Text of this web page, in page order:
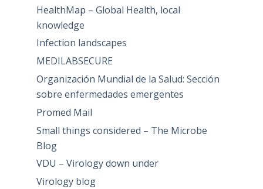
HealthMap – Global Health, local
knowledge
Infection landscapes
MEDILABSECURE
Organización Mundial de la Salud: Sección
sobre enfermedades emergentes
Promed Mail
Small things considered – The Microbe
Blog
VDU – Virology down under
Virology blog